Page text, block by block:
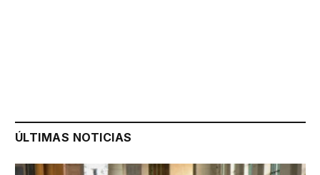
ÚLTIMAS NOTICIAS